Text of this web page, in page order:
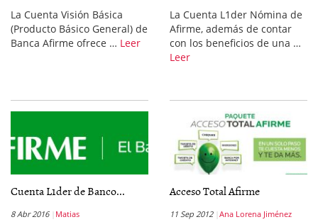
La Cuenta Visión Básica
(Producto Básico General) de
Banca Afirme ofrece … Leer
La Cuenta L1der Nómina de
Afirme, además de contar
con los beneficios de una …
Leer
Cuenta L1der de Banco...
8 Abr 2016 Matias
Acceso Total Afirme
11 Sep 2012 Ana Lorena Jiménez